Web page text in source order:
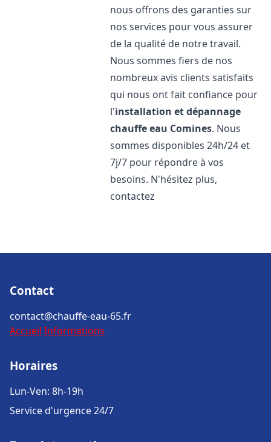
nous offrons des garanties sur
nos services pour vous assurer
de la qualité de notre travail.
Nous sommes fiers de nos
nombreux avis clients satisfaits
qui nous ont fait confiance pour
l'installation et dépannage
chauffe eau Comines. Nous
sommes disponibles 24h/24 et
7j/7 pour répondre à vos
besoins. N'hésitez plus,
contactez
Contact
contact@chauffe-eau-65.fr
Accueil Informations
Horaires
Lun-Ven: 8h-19h
Service d'urgence 24/7